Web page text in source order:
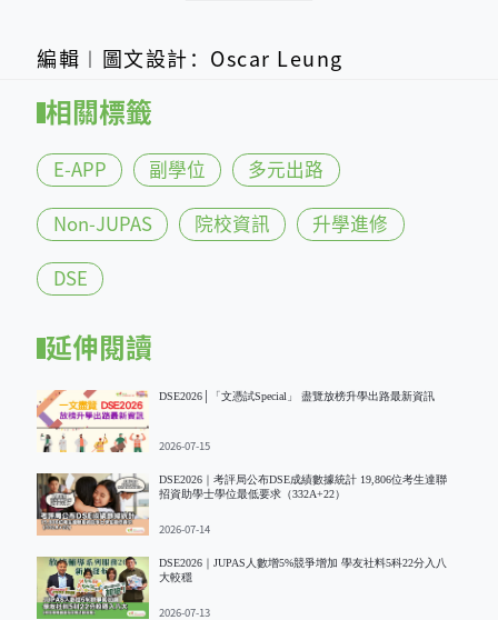
編輯︱圖文設計： Oscar Leung
相關標籤
E-APP 副學位 多元出路
Non-JUPAS 院校資訊 升學進修
DSE
延伸閱讀
DSE2026│「文憑試Special」 盡覽放榜升學出路最新資訊
2026-07-15
DSE2026｜考評局公布DSE成績數據統計 19,806位考生達聯
招資助學士學位最低要求（332A+22）
2026-07-14
DSE2026｜JUPAS人數增5%競爭增加 學友社料5科22分入八
大較穩
2026-07-13